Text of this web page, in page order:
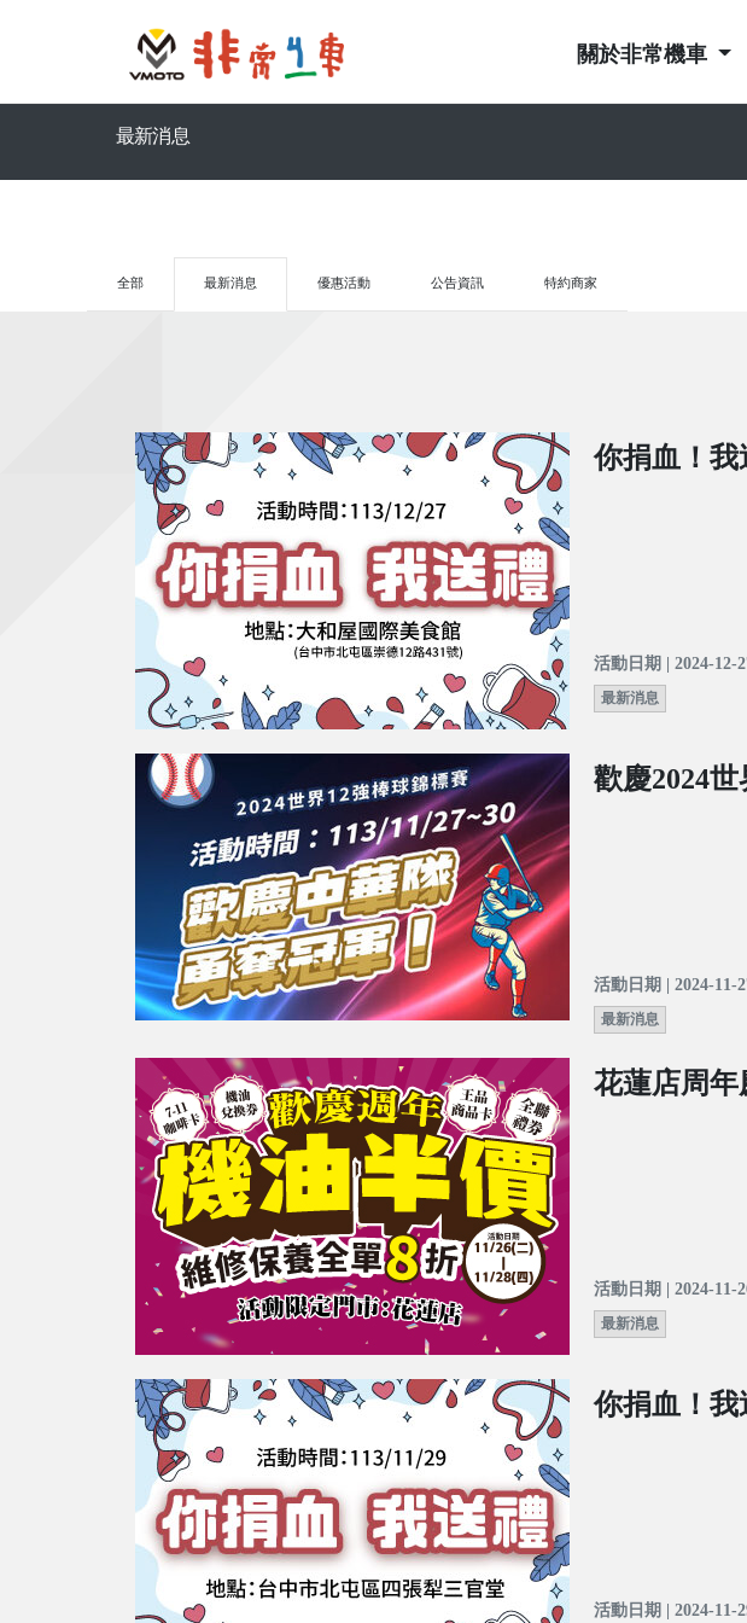
關於非常機車
最新消息
全部 最新消息 優惠活動 公告資訊 特約商家
你捐血！我
活動日期 | 2024-12-
最新消息
歡慶2024
活動日期 | 2024-11-
最新消息
花蓮店周
活動日期 | 2024-11-
最新消息
你捐血！我
活動日期 | 2024-11-